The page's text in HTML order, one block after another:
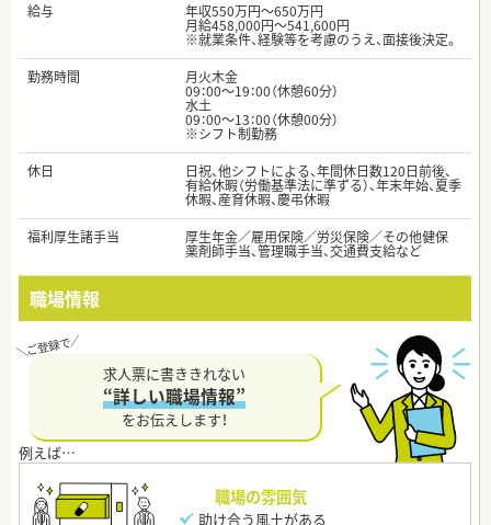
給与
年収550万円～650万円
月給458,000円～541,600円
※就業条件、経験等を考慮のうえ、面接後決定。
勤務時間
月火木金
09：00～19：00（休憩60分）
水土
09：00～13：00（休憩00分）
※シフト制勤務
休日
日祝、他シフトによる、年間休日数120日前後、
有給休暇（労働基準法に準ずる）、年末年始、夏季
休暇、産育休暇、慶弔休暇
福利厚生諸手当
厚生年金／雇用保険／労災保険／その他健保
薬剤師手当、管理職手当、交通費支給など
職場情報
求人票に書ききれない
“詳しい職場情報”
をお伝えします！
職場の雰囲気
助け合う風土がある